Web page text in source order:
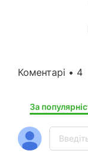
Коментарі • 4
За